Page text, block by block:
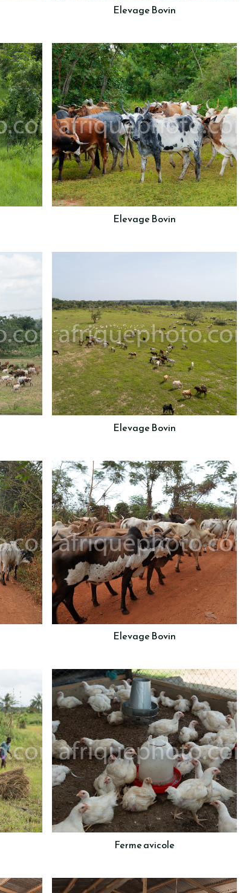
Elevage Bovin
Elevage Bovin
Elevage Bovin
Elevage Bovin
Ferme avicole